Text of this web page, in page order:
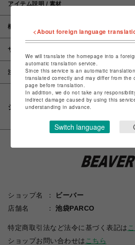
アイテム説明 / 素材
概要
サイズ
注意事項
シェアする
ショップ名
ビーバー
店舗名
池袋PARCO
特定商取引法など法令に基づく表記は
ショップお問い合わせは こちら
<About foreign language
We will translate the homepage into a
automatic translation service.
Since this service is an automatic
translated correctly and may differ from the
page before translation.
In addition, we do not take any
indirect damage caused by using this
understanding in advance.
Switch language